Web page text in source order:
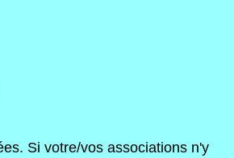
Si votre/vos associations n'y